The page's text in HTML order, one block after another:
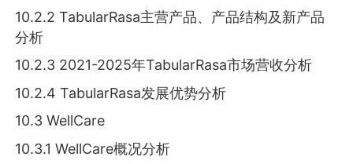
10.2.2 TabularRasa主营产品、产品结构及新产品
分析
10.2.3 2021-2025年TabularRasa市场营收分析
10.2.4 TabularRasa发展优势分析
10.3 WellCare
10.3.1 WellCare概况分析